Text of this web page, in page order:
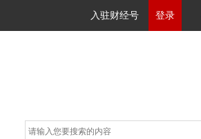
入驻财经号 登录